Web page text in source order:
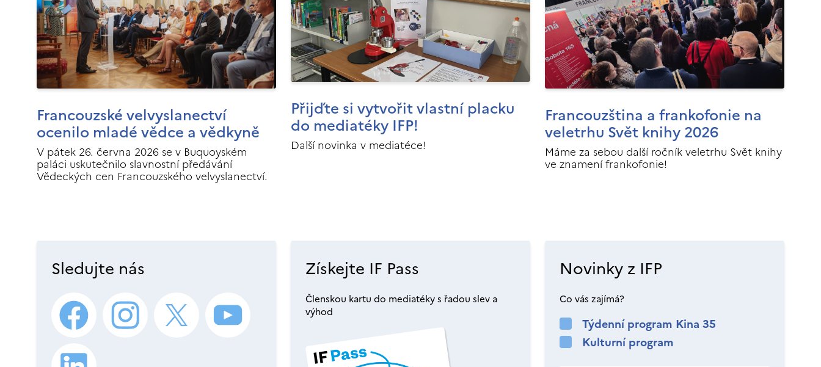
Francouzské velvyslanectví
ocenilo mladé vědce a vědkyně
V pátek 26. června 2026 se v Buquoyském
paláci uskutečnilo slavnostní předávání
Vědeckých cen Francouzského velvyslanectví.
Přijďte si vytvořit vlastní placku
do mediatéky IFP!
Další novinka v mediatéce!
Francouzština a frankofonie na
veletrhu Svět knihy 2026
Máme za sebou další ročník veletrhu Svět knihy
ve znamení frankofonie!
Sledujte nás Získejte IF Pass
Členskou kartu do mediatéky s řadou slev a
výhod
Novinky z IFP
Co vás zajímá?
Týdenní program Kina 35
Kulturní program